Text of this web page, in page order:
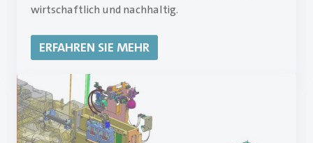
wirtschaftlich und nachhaltig.
ERFAHREN SIE MEHR